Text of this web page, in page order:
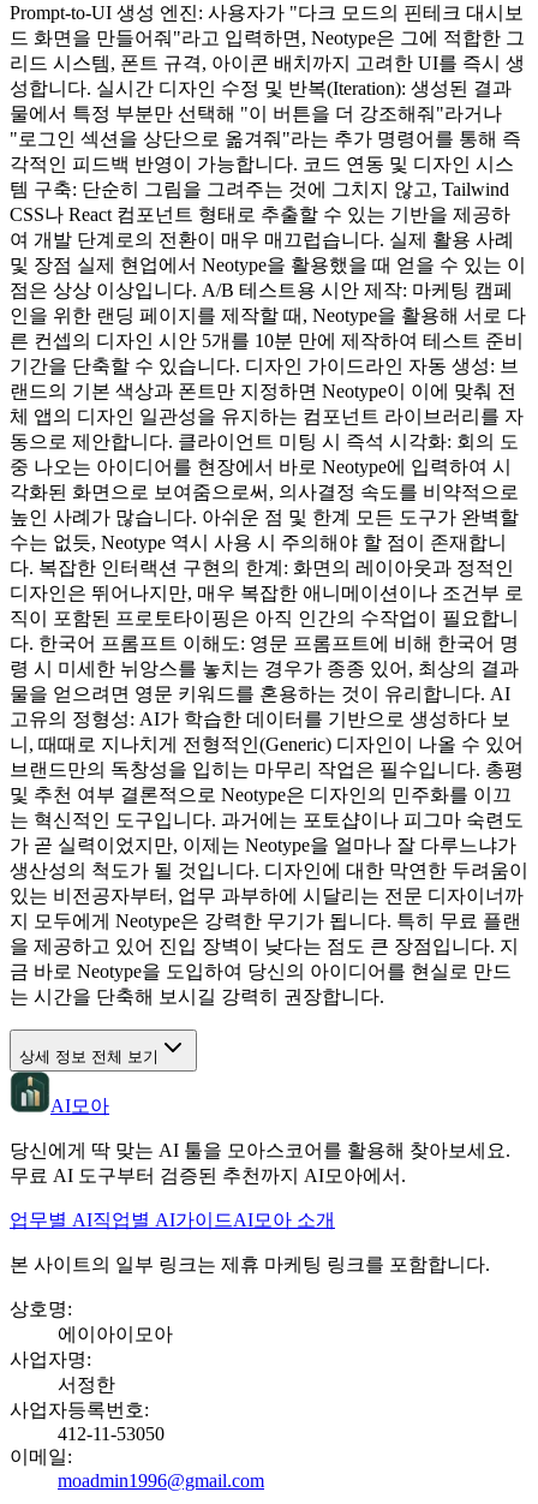
Prompt-to-UI 생성 엔진: 사용자가 "다크 모드의 핀테크 대시보
드 화면을 만들어줘"라고 입력하면, Neotype은 그에 적합한 그
리드 시스템, 폰트 규격, 아이콘 배치까지 고려한 UI를 즉시 생
성합니다. 실시간 디자인 수정 및 반복(Iteration): 생성된 결과
물에서 특정 부분만 선택해 "이 버튼을 더 강조해줘"라거나
"로그인 섹션을 상단으로 옮겨줘"라는 추가 명령어를 통해 즉
각적인 피드백 반영이 가능합니다. 코드 연동 및 디자인 시스
템 구축: 단순히 그림을 그려주는 것에 그치지 않고, Tailwind
CSS나 React 컴포넌트 형태로 추출할 수 있는 기반을 제공하
여 개발 단계로의 전환이 매우 매끄럽습니다. 실제 활용 사례
및 장점 실제 현업에서 Neotype을 활용했을 때 얻을 수 있는 이
점은 상상 이상입니다. A/B 테스트용 시안 제작: 마케팅 캠페
인을 위한 랜딩 페이지를 제작할 때, Neotype을 활용해 서로 다
른 컨셉의 디자인 시안 5개를 10분 만에 제작하여 테스트 준비
기간을 단축할 수 있습니다. 디자인 가이드라인 자동 생성: 브
랜드의 기본 색상과 폰트만 지정하면 Neotype이 이에 맞춰 전
체 앱의 디자인 일관성을 유지하는 컴포넌트 라이브러리를 자
동으로 제안합니다. 클라이언트 미팅 시 즉석 시각화: 회의 도
중 나오는 아이디어를 현장에서 바로 Neotype에 입력하여 시
각화된 화면으로 보여줌으로써, 의사결정 속도를 비약적으로
높인 사례가 많습니다. 아쉬운 점 및 한계 모든 도구가 완벽할
수는 없듯, Neotype 역시 사용 시 주의해야 할 점이 존재합니
다. 복잡한 인터랙션 구현의 한계: 화면의 레이아웃과 정적인
디자인은 뛰어나지만, 매우 복잡한 애니메이션이나 조건부 로
직이 포함된 프로토타이핑은 아직 인간의 수작업이 필요합니
다. 한국어 프롬프트 이해도: 영문 프롬프트에 비해 한국어 명
령 시 미세한 뉘앙스를 놓치는 경우가 종종 있어, 최상의 결과
물을 얻으려면 영문 키워드를 혼용하는 것이 유리합니다. AI
고유의 정형성: AI가 학습한 데이터를 기반으로 생성하다 보
니, 때때로 지나치게 전형적인(Generic) 디자인이 나올 수 있어
브랜드만의 독창성을 입히는 마무리 작업은 필수입니다. 총평
및 추천 여부 결론적으로 Neotype은 디자인의 민주화를 이끄
는 혁신적인 도구입니다. 과거에는 포토샵이나 피그마 숙련도
가 곧 실력이었지만, 이제는 Neotype을 얼마나 잘 다루느냐가
생산성의 척도가 될 것입니다. 디자인에 대한 막연한 두려움이
있는 비전공자부터, 업무 과부하에 시달리는 전문 디자이너까
지 모두에게 Neotype은 강력한 무기가 됩니다. 특히 무료 플랜
을 제공하고 있어 진입 장벽이 낮다는 점도 큰 장점입니다. 지
금 바로 Neotype을 도입하여 당신의 아이디어를 현실로 만드
는 시간을 단축해 보시길 강력히 권장합니다.
상세 정보 전체 보기
AI모아
당신에게 딱 맞는 AI 툴을 모아스코어를 활용해 찾아보세요.
무료 AI 도구부터 검증된 추천까지 AI모아에서.
업무별 AI직업별 AI가이드AI모아 소개
본 사이트의 일부 링크는 제휴 마케팅 링크를 포함합니다.
상호명:
에이아이모아
사업자명:
서정한
사업자등록번호:
412-11-53050
이메일:
moadmin1996@gmail.com